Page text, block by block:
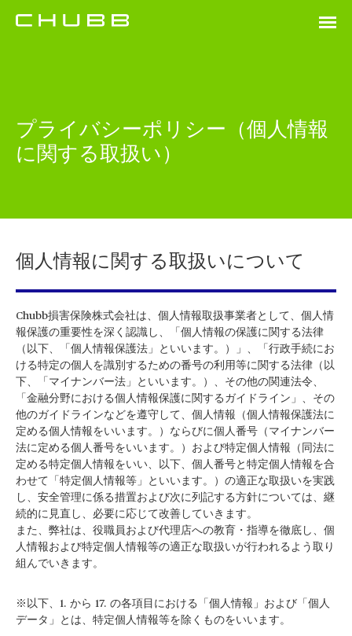
プライバシーポリシー（個人情報
に関する取扱い）
個人情報に関する取扱いについて
Chubb損害保険株式会社は、個人情報取扱事業者として、個人情
報保護の重要性を深く認識し、「個人情報の保護に関する法律
（以下、「個人情報保護法」といいます。）」、「行政手続にお
ける特定の個人を識別するための番号の利用等に関する法律（以
下、「マイナンバー法」といいます。）、その他の関連法令、
「金融分野における個人情報保護に関するガイドライン」、その
他のガイドラインなどを遵守して、個人情報（個人情報保護法に
定める個人情報をいいます。）ならびに個人番号（マイナンバー
法に定める個人番号をいいます。）および特定個人情報（同法に
定める特定個人情報をいい、以下、個人番号と特定個人情報を合
わせて「特定個人情報等」といいます。）の適正な取扱いを実践
し、安全管理に係る措置および次に列記する方針については、継
続的に見直し、必要に応じて改善していきます。
また、弊社は、役職員および代理店への教育・指導を徹底し、個
人情報および特定個人情報等の適正な取扱いが行われるよう取り
組んでいきます。
※以下、1. から 17. の各項目における「個人情報」および「個人
データ」とは、特定個人情報等を除くものをいいます。